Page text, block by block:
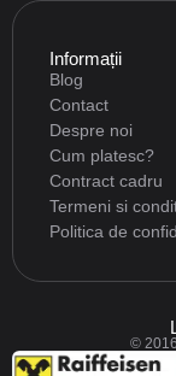
Informații
Blog
Contact
Despre noi
Cum platesc?
Contract cadru
Termeni si
Politica de
©